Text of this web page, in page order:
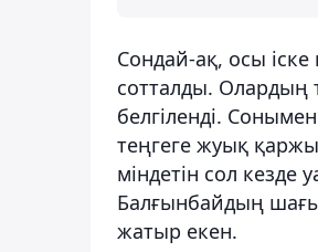
Сондай-ақ, осы
сотталды. Олардың
белгіленді.
теңгеге жуық
міндетін сол кезде
Балғынбайдың
жатыр екен.